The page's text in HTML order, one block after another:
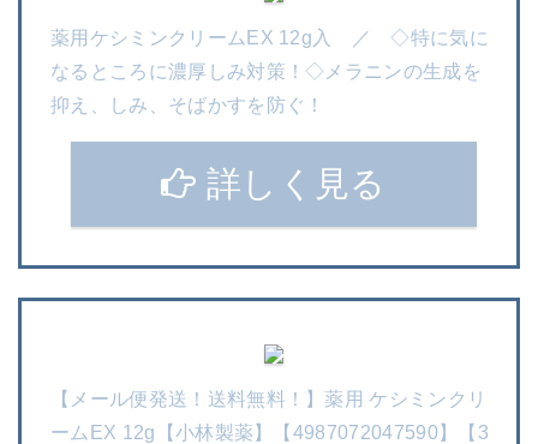
薬用ケシミンクリームEX 12g入 ／ ◇特に気に
なるところに濃厚しみ対策！◇メラニンの生成を
抑え、しみ、そばかすを防ぐ！
詳しく見る
【メール便発送！送料無料！】薬用 ケシミンクリ
ームEX 12g【小林製薬】【4987072047590】【3